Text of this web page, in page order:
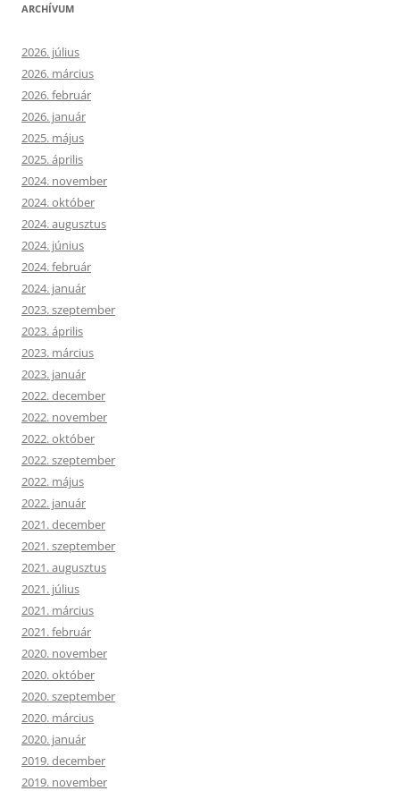
ARCHÍVUM
2026. július
2026. március
2026. február
2026. január
2025. május
2025. április
2024. november
2024. október
2024. augusztus
2024. június
2024. február
2024. január
2023. szeptember
2023. április
2023. március
2023. január
2022. december
2022. november
2022. október
2022. szeptember
2022. május
2022. január
2021. december
2021. szeptember
2021. augusztus
2021. július
2021. március
2021. február
2020. november
2020. október
2020. szeptember
2020. március
2020. január
2019. december
2019. november